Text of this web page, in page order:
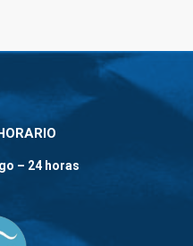
– 24 horas